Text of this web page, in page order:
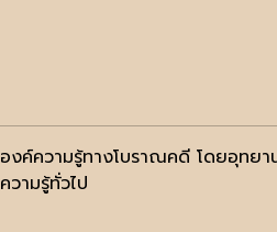
องค์ความรู้ทางโบราณคดี โดยอุทยา
ความรู้ทั่วไป